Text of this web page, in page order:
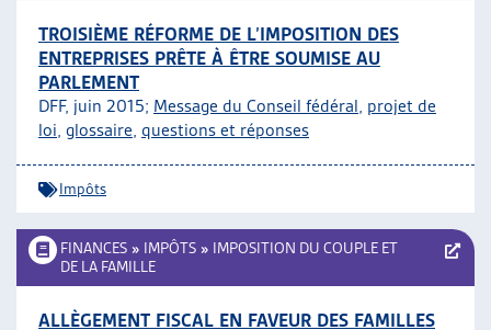
TROISIÈME RÉFORME DE L’IMPOSITION DES
ENTREPRISES PRÊTE À ÊTRE SOUMISE AU
PARLEMENT
DFF, juin 2015; Message du Conseil fédéral, projet de
loi, glossaire, questions et réponses
Impôts
FINANCES » IMPÔTS » IMPOSITION DU COUPLE ET
DE LA FAMILLE
ALLÈGEMENT FISCAL EN FAVEUR DES FAMILLES